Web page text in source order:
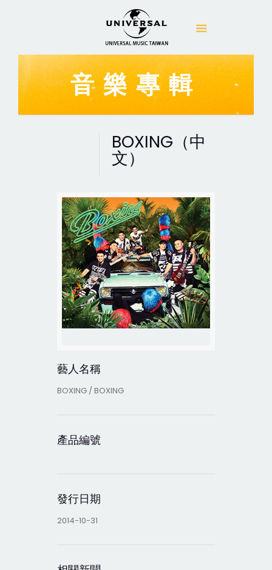
音樂專輯
BOXING（中
文）
藝人名稱
BOXING / BOXING
產品編號
發行日期
2014-10-31